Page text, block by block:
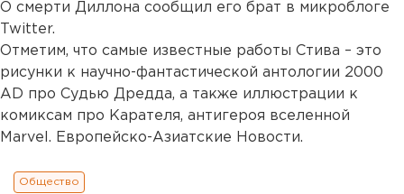
О смерти Диллона сообщил его брат в микроблоге
Twitter.
Отметим, что самые известные работы Стива – это
рисунки к научно-фантастической антологии 2000
AD про Судью Дредда, а также иллюстрации к
комиксам про Карателя, антигероя вселенной
Marvel. Европейско-Азиатские Новости.
Общество